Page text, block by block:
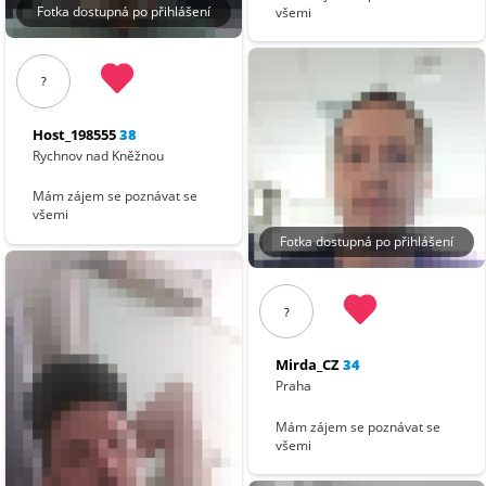
Fotka dostupná po přihlášení
?
Host_19855538
Rychnov nad Kněžnou
Mám zájem se poznávat se
všemi
všemi
Fotka dostupná po přihlášení
?
Mirda_CZ34
Praha
Mám zájem se poznávat se
všemi